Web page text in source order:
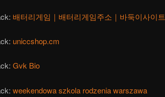
배터리게임｜배터리게임주소｜바둑이사이트
uniccshop.cm
Gvk Bio
weekendowa szkola rodzenia warszawa